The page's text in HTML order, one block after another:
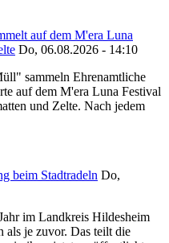
auf dem M'era Luna
Do, 06.08.2026 - 14:10
sammeln Ehrenamtliche
auf dem M'era Luna Festival
und Zelte. Nach jedem
beim Stadtradeln Do,
im Landkreis Hildesheim
als je zuvor. Das teilt die